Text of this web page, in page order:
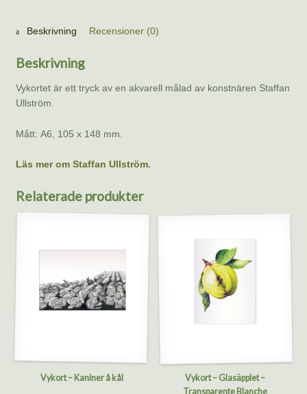
mängd
Beskrivning Recensioner (0)
Beskrivning
Vykortet är ett tryck av en akvarell målad av konstnären Staffan
Ullström.
Mått: A6, 105 x 148 mm.
Läs mer om Staffan Ullström.
Relaterade produkter
Vykort – Kaniner å kål
Vykort – Glasäpplet –
Transparente Blanche